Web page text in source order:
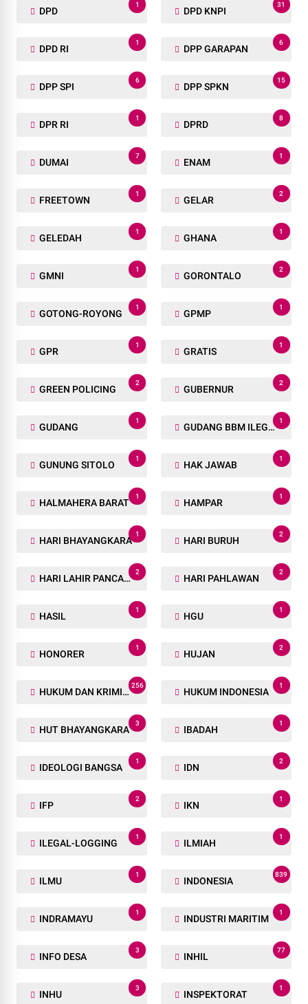
DPD
1
DPD KNPI
31
DPD RI
1
DPP GARAPAN
6
DPP SPI
6
DPP SPKN
15
DPR RI
1
DPRD
8
DUMAI
7
ENAM
1
FREETOWN
1
GELAR
2
GELEDAH
1
GHANA
1
GMNI
1
GORONTALO
2
GOTONG-ROYONG
1
GPMP
1
GPR
1
GRATIS
1
GREEN POLICING
2
GUBERNUR
2
GUDANG
1
GUDANG BBM ILEGAL
1
GUNUNG SITOLO
1
HAK JAWAB
1
HALMAHERA BARAT
1
HAMPAR
1
HARI BHAYANGKARA
1
HARI BURUH
2
HARI LAHIR PANCASILA
2
HARI PAHLAWAN
2
HASIL
1
HGU
1
HONORER
1
HUJAN
2
HUKUM DAN KRIMINAL
256
HUKUM INDONESIA
1
HUT BHAYANGKARA
3
IBADAH
1
IDEOLOGI BANGSA
1
IDN
2
IFP
2
IKN
1
ILEGAL-LOGGING
1
ILMIAH
1
ILMU
1
INDONESIA
839
INDRAMAYU
1
INDUSTRI MARITIM
1
INFO DESA
3
INHIL
77
INHU
3
INSPEKTORAT
1